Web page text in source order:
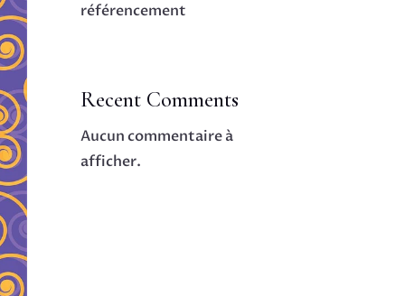
référencement
Recent Comments
Aucun commentaire à
afficher.